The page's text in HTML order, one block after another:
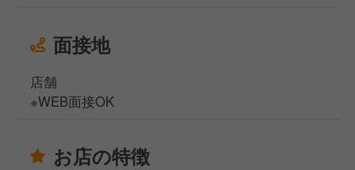
面接地
店舗
※WEB面接OK
お店の特徴